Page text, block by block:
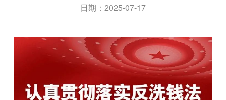
日期：2025-07-17